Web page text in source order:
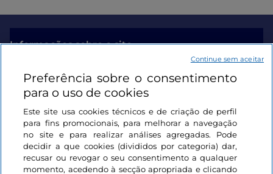
Informações sobre o site
Ligações úteis
Iniciar sessão
Mantenha-se em contacto
Preferência sobre o consentimento
para o uso de cookies
Este site usa cookies técnicos e de criação de perfil
para fins promocionais, para melhorar a navegação
no site e para realizar análises agregadas. Pode
decidir a que cookies (divididos por categoria) dar,
recusar ou revogar o seu consentimento a qualquer
momento, acedendo à secção apropriada e clicando
Continue sem aceitar